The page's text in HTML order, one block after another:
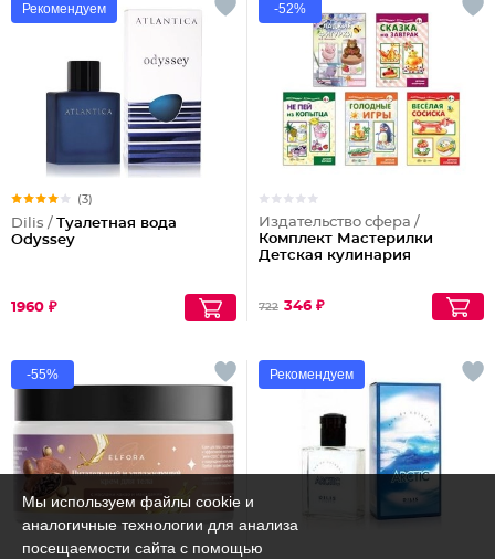
Рекомендуем
(3)
Dilis / Туалетная вода
Odyssey
1960 ₽
-52%
Издательство сфера /
Комплект Мастерилки
Детская кулинария
722 346 ₽
-55% Рекомендуем
Мы используем файлы cookie и
аналогичные технологии для анализа
посещаемости сайта с помощью